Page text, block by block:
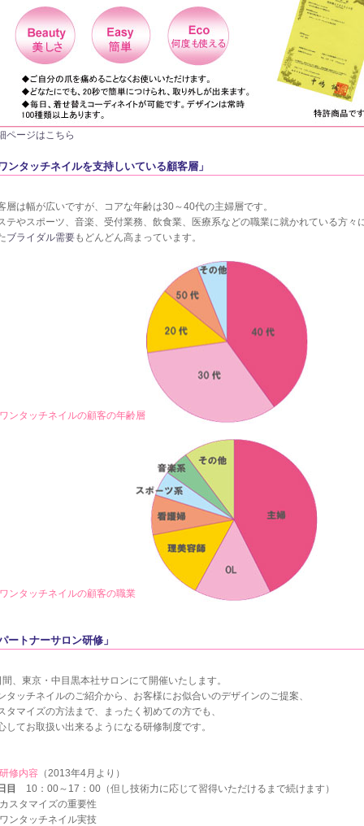
ページはこちら
ンタッチネイルを支持しいている顧客層」
層は幅が広いですが、コアな年齢は30～40代の主婦層です。
テやスポーツ、音楽、受付業務、飲食業、医療系などの職業に就かれている方々
ブライダル需要もどんどん高まっています。
ワンタッチネイルの顧客の年齢層
ワンタッチネイルの顧客の職業
ートナーサロン研修」
、東京・中目黒本社サロンにて開催いたします。
タッチネイルのご紹介から、お客様にお似合いのデザインのご提案、
タマイズの方法まで、まったく初めての方でも、
してお取扱い出来るようになる研修制度です。
研修内容 （2013年4月より）
目
10：00～17：00（但し技術力に応じて習得いただけるまで続けます）
スタマイズの重要性
ンタッチネイル実技